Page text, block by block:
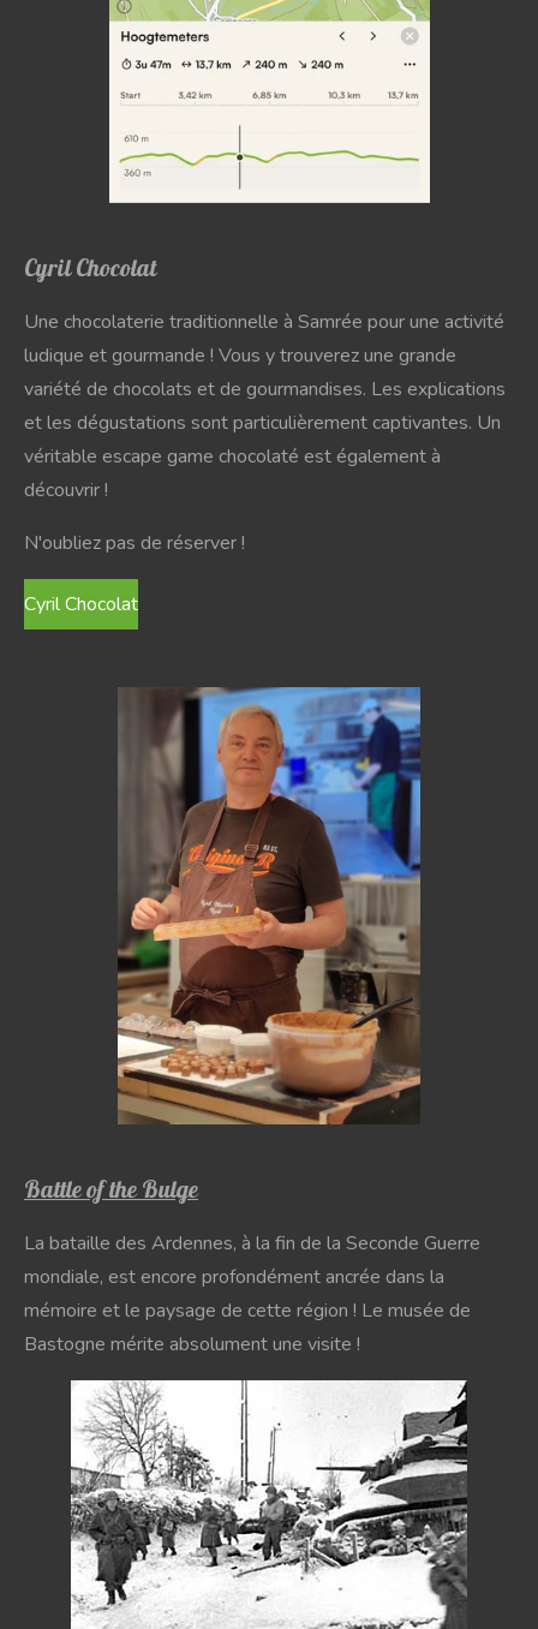
Cyril Chocolat
Une chocolaterie traditionnelle à Samrée pour une activité
ludique et gourmande ! Vous y trouverez une grande
variété de chocolats et de gourmandises. Les explications
et les dégustations sont particulièrement captivantes. Un
véritable escape game chocolaté est également à
découvrir !
N'oubliez pas de réserver !
Cyril Chocolat
Battle of the Bulge
La bataille des Ardennes, à la fin de la Seconde Guerre
mondiale, est encore profondément ancrée dans la
mémoire et le paysage de cette région ! Le musée de
Bastogne mérite absolument une visite !